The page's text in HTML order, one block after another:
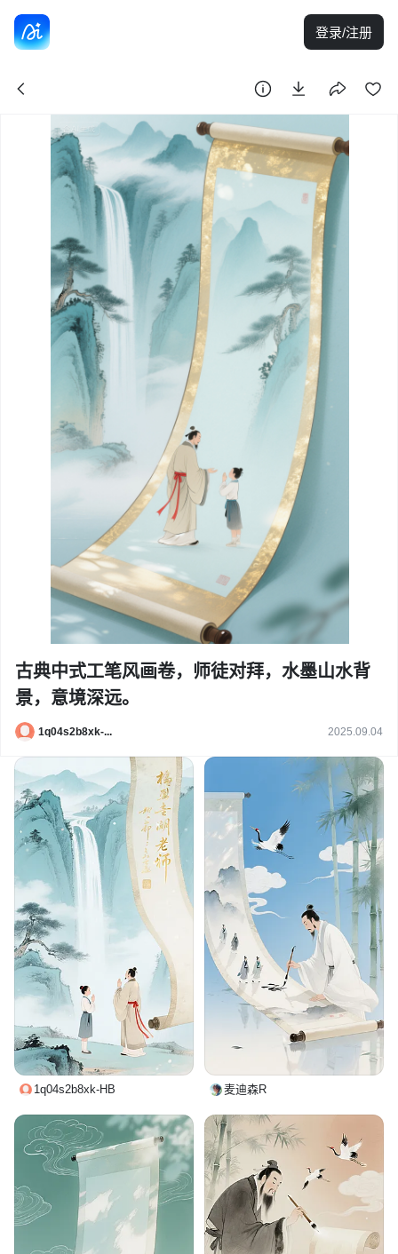
登录/注册
古典中式工笔风画卷，师徒对拜，水墨山水背
景，意境深远。
1q04s2b8xk-... 2025.09.04
1q04s2b8xk-HB 麦迪森R